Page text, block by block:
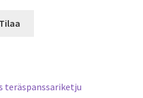
Tilaa